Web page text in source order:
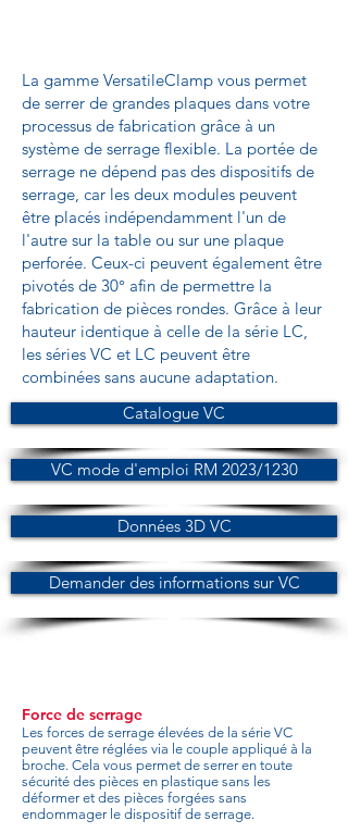
La gamme VersatileClamp vous permet
de serrer de grandes plaques dans votre
processus de fabrication grâce à un
système de serrage flexible. La portée de
serrage ne dépend pas des dispositifs de
serrage, car les deux modules peuvent
être placés indépendamment l'un de
l'autre sur la table ou sur une plaque
perforée. Ceux-ci peuvent également être
pivotés de 30° afin de permettre la
fabrication de pièces rondes. Grâce à leur
hauteur identique à celle de la série LC,
les séries VC et LC peuvent être
combinées sans aucune adaptation.
Catalogue VC
VC mode d'emploi RM 2023/1230
Données 3D VC
Demander des informations sur VC
Force de serrage
Les forces de serrage élevées de la série VC
peuvent être réglées via le couple appliqué à la
broche. Cela vous permet de serrer en toute
sécurité des pièces en plastique sans les
déformer et des pièces forgées sans
endommager le dispositif de serrage.